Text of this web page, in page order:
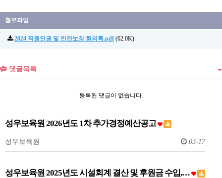
첨부파일
2024 직원인권 및 안전보장 회의록.pdf (62.0K)
댓글목록
등록된 댓글이 없습니다.
성우보육원 2026년도 1차 추가경정예산공고
성우보육원 03-17
성우보육원 2025년도 시설회계 결산 및 후원금 수입,…